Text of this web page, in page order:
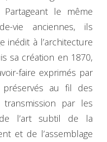
le même
vie anciennes, ils
inédit à l’architecture
sa création en 1870,
faire exprimés par
au fil des
par les
l’art subtil de la
et de l’assemblage